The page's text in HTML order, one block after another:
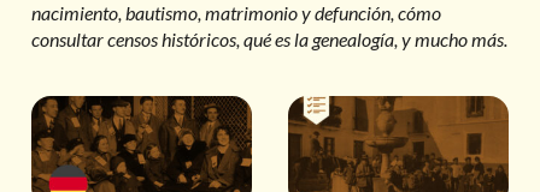
nacimiento, bautismo, matrimonio y defunción, cómo
consultar censos históricos, qué es la genealogía, y mucho más.